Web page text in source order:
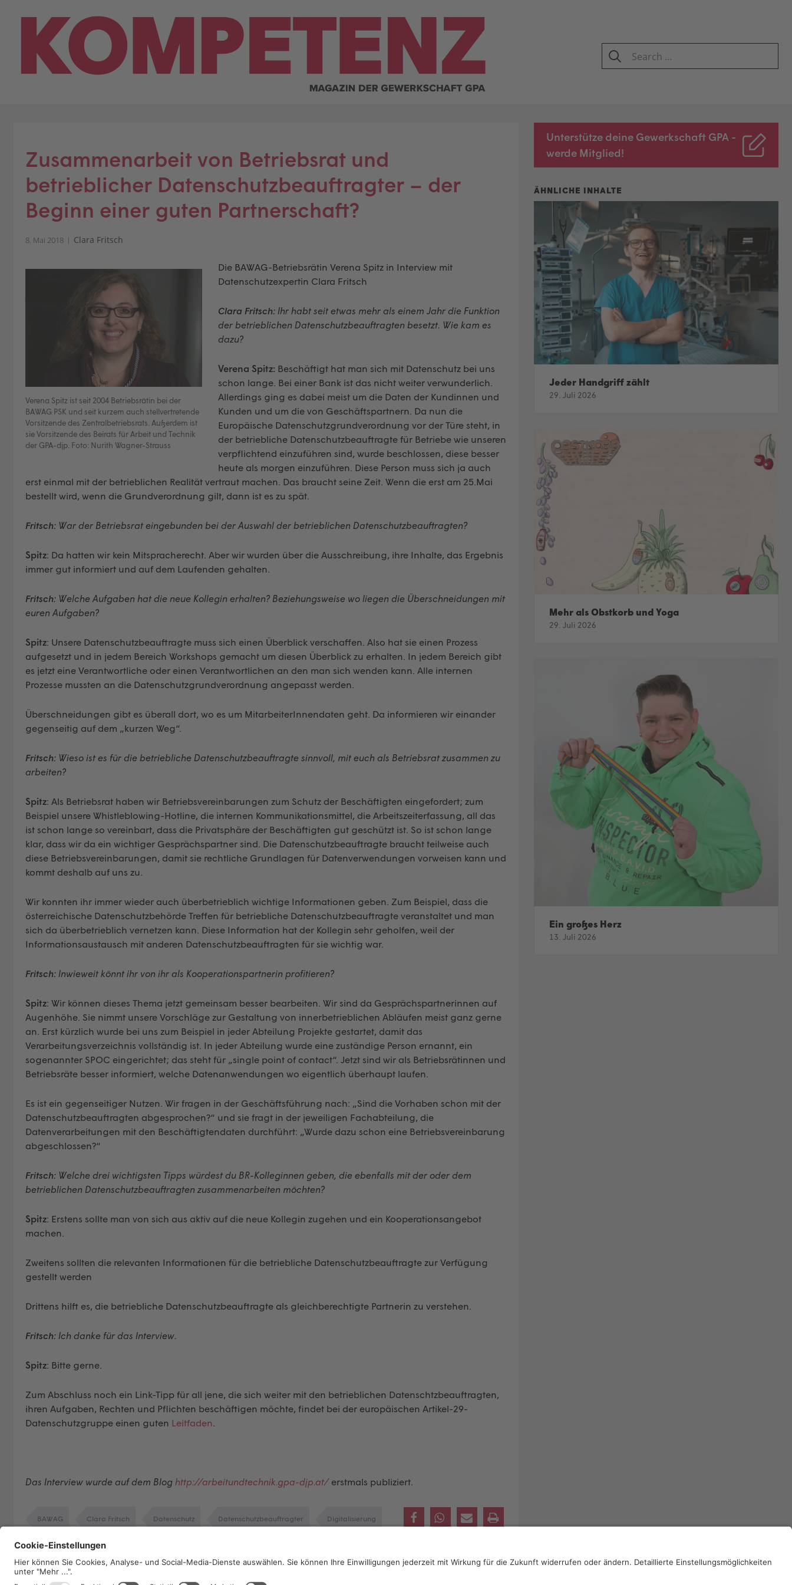
SEARCH
Search
for:
Zusammenarbeit von Betriebsrat und
betrieblicher Datenschutzbeauftragter – der
Beginn einer guten Partnerschaft?
8. Mai 2018 Clara Fritsch
Verena Spitz ist seit 2004 Betriebsrätin bei der
BAWAG PSK und seit kurzem auch stellvertretende
Vorsitzende des Zentralbetriebsrats. ­Außerdem ist
sie Vorsitzende des Beirats für Arbeit und Technik
der GPA-djp. Foto: Nurith Wagner-Strauss
Die BAWAG-Betriebsrätin Verena Spitz in Interview mit
Datenschutzexpertin Clara Fritsch
Clara Fritsch: Ihr habt seit etwas mehr als einem Jahr die Funktion
der betrieblichen Datenschutzbeauftragten besetzt. Wie kam es
dazu?
Verena Spitz: Beschäftigt hat man sich mit Datenschutz bei uns
schon lange. Bei einer Bank ist das nicht weiter verwunderlich.
Allerdings ging es dabei meist um die Daten der Kundinnen und
Kunden und um die von Geschäftspartnern. Da nun die
Europäische Datenschutzgrundverordnung vor der Türe steht, in
der betriebliche Datenschutzbeauftragte für Betriebe wie unseren
verpflichtend einzuführen sind, wurde beschlossen, diese besser
heute als morgen einzuführen. Diese Person muss sich ja auch
erst einmal mit der betrieblichen Realität vertraut machen. Das braucht seine Zeit. Wenn die erst am 25.Mai
bestellt wird, wenn die Grundverordnung gilt, dann ist es zu spät.
Fritsch: War der Betriebsrat eingebunden bei der Auswahl der betrieblichen Datenschutzbeauftragten?
Spitz: Da hatten wir kein Mitspracherecht. Aber wir wurden über die Ausschreibung, ihre Inhalte, das Ergebnis
immer gut informiert und auf dem Laufenden gehalten.
Fritsch: Welche Aufgaben hat die neue Kollegin erhalten? Beziehungsweise wo liegen die Überschneidungen mit
euren Aufgaben?
Spitz: Unsere Datenschutzbeauftragte muss sich einen Überblick verschaffen. Also hat sie einen Prozess
aufgesetzt und in jedem Bereich Workshops gemacht um diesen Überblick zu erhalten. In jedem Bereich gibt
es jetzt eine Verantwortliche oder einen Verantwortlichen an den man sich wenden kann. Alle internen
Prozesse mussten an die Datenschutzgrundverordnung angepasst werden.
Überschneidungen gibt es überall dort, wo es um MitarbeiterInnendaten geht. Da informieren wir einander
gegenseitig auf dem „kurzen Weg“.
Fritsch: Wieso ist es für die betriebliche Datenschutzbeauftragte sinnvoll, mit euch als Betriebsrat zusammen zu
arbeiten?
Spitz: Als Betriebsrat haben wir Betriebsvereinbarungen zum Schutz der Beschäftigten eingefordert; zum
Beispiel unsere Whistleblowing-Hotline, die internen Kommunikationsmittel, die Arbeitszeiterfassung, all das
ist schon lange so vereinbart, dass die Privatsphäre der Beschäftigten gut geschützt ist. So ist schon lange
klar, dass wir da ein wichtiger Gesprächspartner sind. Die Datenschutzbeauftragte braucht teilweise auch
diese Betriebsvereinbarungen, damit sie rechtliche Grundlagen für Datenverwendungen vorweisen kann und
kommt deshalb auf uns zu.
Wir konnten ihr immer wieder auch überbetrieblich wichtige Informationen geben. Zum Beispiel, dass die
österreichische Datenschutzbehörde Treffen für betriebliche Datenschutzbeauftragte veranstaltet und man
sich da überbetrieblich vernetzen kann. Diese Information hat der Kollegin sehr geholfen, weil der
Informationsaustausch mit anderen Datenschutzbeauftragten für sie wichtig war.
Fritsch: Inwieweit könnt ihr von ihr als Kooperationspartnerin profitieren?
Spitz: Wir können dieses Thema jetzt gemeinsam besser bearbeiten. Wir sind da Gesprächspartnerinnen auf
Augenhöhe. Sie nimmt unsere Vorschläge zur Gestaltung von innerbetrieblichen Abläufen meist ganz gerne
an. Erst kürzlich wurde bei uns zum Beispiel in jeder Abteilung Projekte gestartet, damit das
Verarbeitungsverzeichnis vollständig ist. In jeder Abteilung wurde eine zuständige Person ernannt, ein
sogenannter SPOC eingerichtet; das steht für „single point of contact“. Jetzt sind wir als Betriebsrätinnen und
Betriebsräte besser informiert, welche Datenanwendungen wo eigentlich überhaupt laufen.
Es ist ein gegenseitiger Nutzen. Wir fragen in der Geschäftsführung nach: „Sind die Vorhaben schon mit der
Datenschutzbeauftragten abgesprochen?“ und sie fragt in der jeweiligen Fachabteilung, die
Datenverarbeitungen mit den Beschäftigtendaten durchführt: „Wurde dazu schon eine Betriebsvereinbarung
abgeschlossen?“
Fritsch: Welche drei wichtigsten Tipps würdest du BR-Kolleginnen geben, die ebenfalls mit der oder dem
betrieblichen Datenschutzbeauftragten zusammenarbeiten möchten?
Spitz: Erstens sollte man von sich aus aktiv auf die neue Kollegin zugehen und ein Kooperationsangebot
machen.
Zweitens sollten die relevanten Informationen für die betriebliche Datenschutzbeauftragte zur Verfügung
gestellt werden
Drittens hilft es, die betriebliche Datenschutzbeauftragte als gleichberechtigte Partnerin zu verstehen.
Fritsch: Ich danke für das Interview.
Spitz: Bitte gerne.
Zum Abschluss noch ein Link-Tipp für all jene, die sich weiter mit den betrieblichen Datenschtzbeauftragten,
ihren Aufgaben, Rechten und Pflichten beschäftigen möchte, findet bei der europäischen Artikel-29-
Datenschutzgruppe einen guten Leitfaden
Das Interview wurde auf dem Blog http://arbeitundtechnik.gpa-djp.at/erstmals publiziert.
BAWAG Clara Fritsch Datenschutz Datenschutzbeauftragter Digitalisierung
Interview Verena Spitz
Unterstütze deine Gewerkschaft GPA -
werde Mitglied!
Jeder Handgriff zählt
29. Juli 2026
Mehr als Obstkorb und Yoga
29. Juli 2026
Ein großes Herz
13. Juli 2026